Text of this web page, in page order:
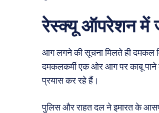
रेस्क्यू ऑपरेशन में
आग लगने की सूचना मिलते ही दमकल
दमकलकर्मी एक ओर आग पर काबू पाने
प्रयास कर रहे हैं।
पुलिस और राहत दल ने इमारत के